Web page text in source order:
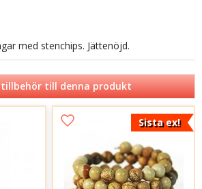
med stenchips. Jättenöjd.
tillbehör till denna produkt
Sista ex!